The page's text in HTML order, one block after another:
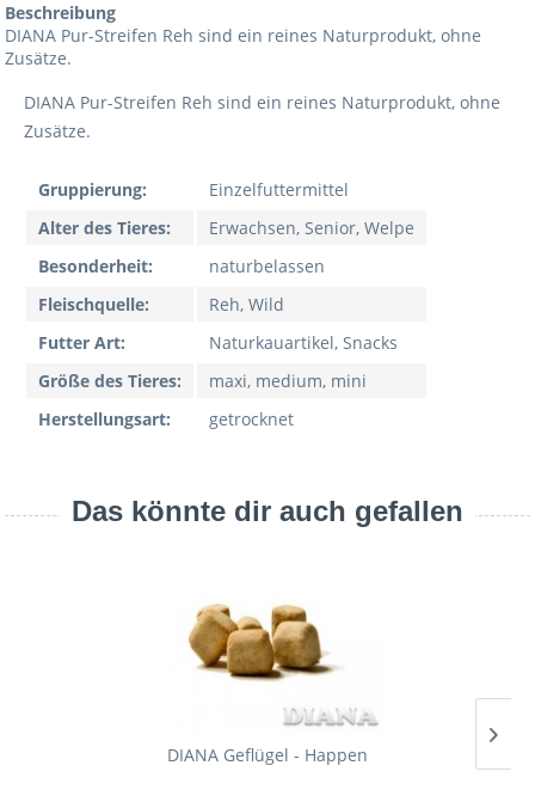
Beschreibung
DIANA Pur-Streifen Reh sind ein reines Naturprodukt, ohne
Zusätze.
DIANA Pur-Streifen Reh sind ein reines Naturprodukt, ohne
Zusätze.
Gruppierung:
Einzelfuttermittel
Alter des Tieres:
Erwachsen, Senior, Welpe
Besonderheit:
naturbelassen
Fleischquelle:
Reh, Wild
Futter Art:
Naturkauartikel, Snacks
Größe des Tieres:
maxi, medium, mini
Herstellungsart:
getrocknet
Das könnte dir auch gefallen
DIANA Geflügel - Happen